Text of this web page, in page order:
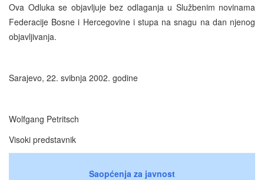
Ova Odluka se objavljuje bez odlaganja u Službenim novinama
Federacije Bosne i Hercegovine i stupa na snagu na dan njenog
objavljivanja.
Sarajevo, 22. svibnja 2002. godine
Wolfgang Petritsch
Visoki predstavnik
Saopćenja za javnost